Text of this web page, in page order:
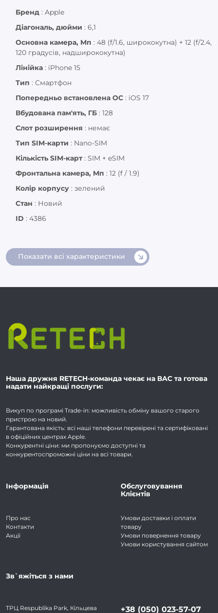
Бренд : Apple
Діагональ, дюйми : 6,1
Основна камера, Мп : 48 (f/1.6, ширококутна) + 12 (f/2.4,
120 градусів, надширококутна)
Лінійка : iPhone 15
Тип : Смартфон
Попередньо встановлена ОС : iOS 17
Вбудована пам'ять, ГБ : 128
Слот розширення : немає
Тип SIM-карти : Nano-SIM
Кількість SIM-карт: SIM + eSIM
Фронтальна камера, Мп : 12 (f / 1.9)
Колір корпусу : зелений
Стан : Новий
ID : 4386
Показати всі характеристики
Наша дружня RETECH-команда чекає на ВАС та готова
надати найкращі послуги:
Викуп по програмі Trade-in: можливість обміну вашого старого
пристрою на новий.
Гарантована якість: всі наші телефони перевірені та сертифіковані
в офіційних центрах Apple.
Конкурентні ціни: ми пропонуємо доступні та
конкурентоспроможні ціни на всі товари.
Інформація
Про нас
Контакти
Акції
Обслуговування
Клієнтів
Умови доставки і оплати
товару
Умови повернення товару
Умови користування сайтом
Зв`яжіться з нами
ТРЦ Respublika Park, Кільцева +38 (050) 023-57-07